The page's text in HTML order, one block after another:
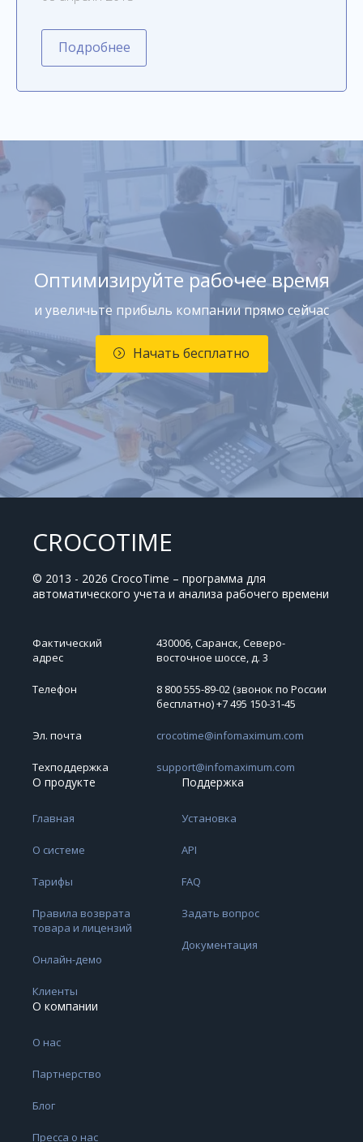
Подробнее
Оптимизируйте рабочее время
и увеличьте прибыль компании прямо сейчас
Начать бесплатно
CROCOTIME
© 2013 - 2026 CrocoTime – программа для
автоматического учета и анализа рабочего времени
Фактический
адрес
430006, Саранск, Северо-
восточное шоссе, д. 3
Телефон
8 800 555-89-02 (звонок по России
бесплатно) +7 495 150‑31‑45
Эл. почта crocotime@infomaximum.com
Техподдержка support@infomaximum.com
О продукте
Главная
О системе
Тарифы
Правила возврата
товара и лицензий
Онлайн-демо
Клиенты
Поддержка
Установка
API
FAQ
Задать вопрос
Документация
О компании
О нас
Партнерство
Блог
Пресса о нас